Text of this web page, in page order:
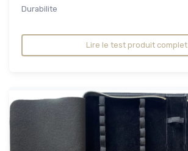
Durabilite
Lire le test produit complet